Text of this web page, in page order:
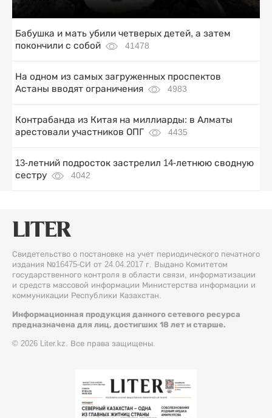
Бабушка и мать убили четверых детей, а затем
покончили с собой
41478
На одном из самых загруженных проспектов
Астаны вводят ограничения
4983
Контрабанда из Китая на миллиарды: в Алматы
арестовали участников ОПГ
4435
13-летний подросток застрелил 14-летнюю сводную
сестру
4042
Свидетельство о постановке на учет периодического печатного
издания №16475-СИ от 24.04.2017 г. Выдано Комитетом
государственного контроля в области связи, информатизации
и средств массовой информации Министерства информации и
коммуникации Республики Казахстан.
Информационная продукция данного сетевого ресурса
предназначена для лиц, достигших 18 лет и старше.
© 2026 Liter.kz. Все права защищены.